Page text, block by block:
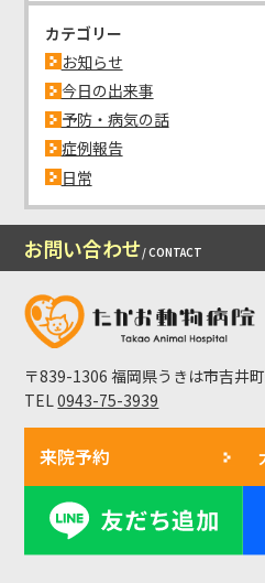
カテゴリー
お知らせ
今日の出来事
予防・病気の話
症例報告
日常
お問い合わせ/ CONTACT
〒839-1306 福岡県うきは市吉井
TEL0943-75-3939
来院予約